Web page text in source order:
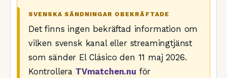
SVENSKA SÄNDNINGAR OBEKRÄFTADE
Det finns ingen bekräftad information om
vilken svensk kanal eller streamingtjänst
som sänder El Clásico den 11 maj 2026.
Kontrollera TVmatchen.nu för